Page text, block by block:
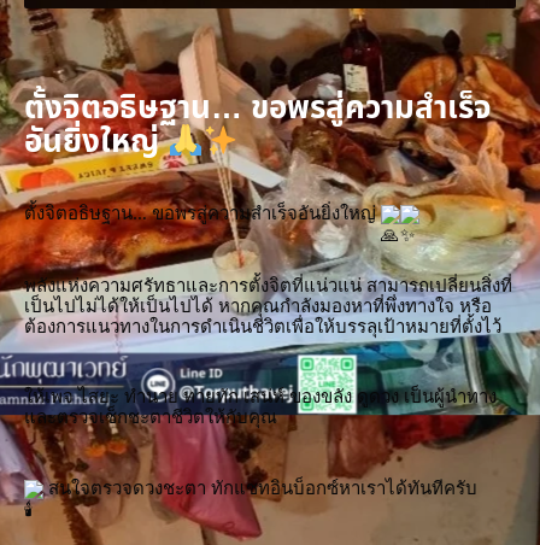
ตั้งจิตอธิษฐาน… ขอพรสู่ความสำเร็จ
อันยิ่งใหญ่
ตั้งจิตอธิษฐาน… ขอพรสู่ความสำเร็จอันยิ่งใหญ่
พลังแห่งความศรัทธาและการตั้งจิตที่แน่วแน่ สามารถเปลี่ยนสิ่งที่
เป็นไปไม่ได้ให้เป็นไปได้ หากคุณกำลังมองหาที่พึ่งทางใจ หรือ
ต้องการแนวทางในการดำเนินชีวิตเพื่อให้บรรลุเป้าหมายที่ตั้งไว้
ให้เพจ ไสยะ ทำนาย ทายทัก เสน่ห์ ของขลัง ดูดวง เป็นผู้นำทาง
และตรวจเช็กชะตาชีวิตให้กับคุณ
สนใจตรวจดวงชะตา ทักแชทอินบ็อกซ์หาเราได้ทันทีครับ